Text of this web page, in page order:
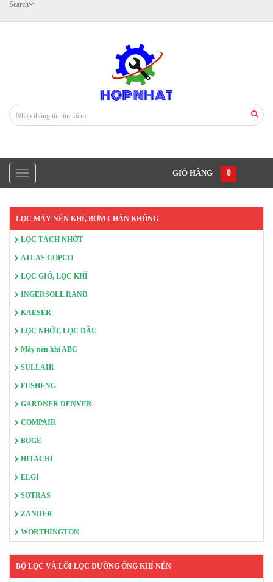
Search
GIỎ HÀNG 0
LỌC MÁY NÉN KHÍ, BƠM CHÂN KHÔNG
LỌC TÁCH NHỚT
ATLAS COPCO
LỌC GIÓ, LỌC KHÍ
INGERSOLL RAND
KAESER
LỌC NHỚT, LỌC DẦU
Máy nén khí ABC
SULLAIR
FUSHENG
GARDNER DENVER
COMPAIR
BOGE
HITACHI
ELGI
SOTRAS
ZANDER
WORTHINGTON
BỘ LỌC VÀ LÕI LỌC ĐƯỜNG ỐNG KHÍ NÉN